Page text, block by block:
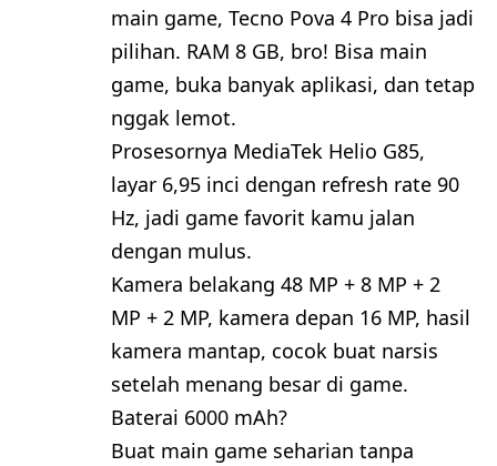
main game, Tecno Pova 4 Pro bisa jadi
pilihan. RAM 8 GB, bro! Bisa main
game, buka banyak aplikasi, dan tetap
nggak lemot.
Prosesornya MediaTek Helio G85,
layar 6,95 inci dengan refresh rate 90
Hz, jadi game favorit kamu jalan
dengan mulus.
Kamera belakang 48 MP + 8 MP + 2
MP + 2 MP, kamera depan 16 MP, hasil
kamera mantap, cocok buat narsis
setelah menang besar di game.
Baterai 6000 mAh?
Buat main game seharian tanpa